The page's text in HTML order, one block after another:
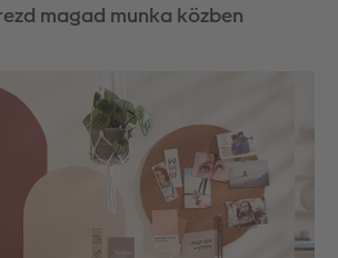
fotókidolgozás
myPhotos
Retró fotó
myPhotos
myPhotos
myPhotos
magad munka közben